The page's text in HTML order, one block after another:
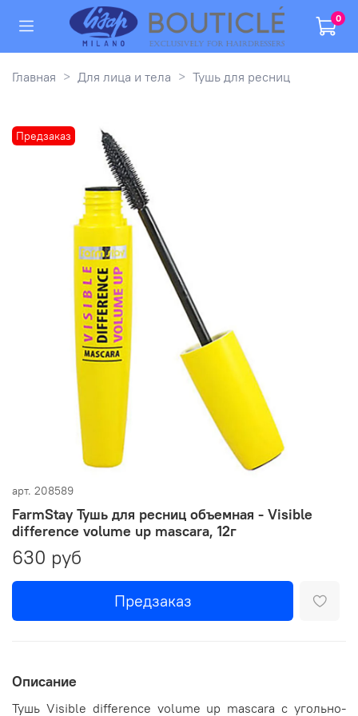
0
Главная Для лица и тела Тушь для ресниц
Предзаказ
арт. 208589
FarmStay Тушь для ресниц объемная - Visible
difference volume up mascara, 12г
630 руб
Предзаказ
Описание
Тушь Visible difference volume up mascara с угольно-